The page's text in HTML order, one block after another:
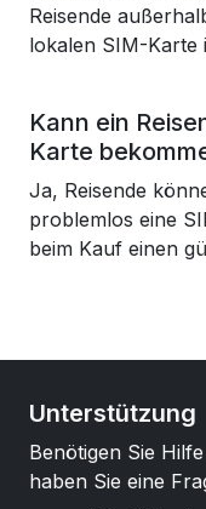
Reisende
lokalen SIM-Karte
Kann ein
Karte
Ja, Reisende
problemlos eine
beim Kauf einen
Unterstützung
Benötigen Sie
haben Sie eine